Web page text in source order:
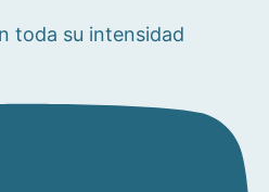
toda su intensidad